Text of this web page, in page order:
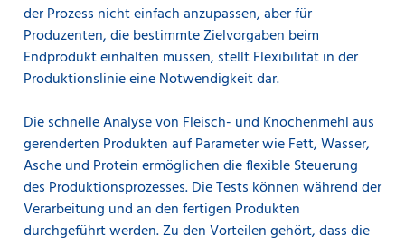
der Prozess nicht einfach anzupassen, aber für
Produzenten, die bestimmte Zielvorgaben beim
Endprodukt einhalten müssen, stellt Flexibilität in der
Produktionslinie eine Notwendigkeit dar.
Die schnelle Analyse von Fleisch- und Knochenmehl aus
gerenderten Produkten auf Parameter wie Fett, Wasser,
Asche und Protein ermöglichen die flexible Steuerung
des Produktionsprozesses. Die Tests können während der
Verarbeitung und an den fertigen Produkten
durchgeführt werden. Zu den Vorteilen gehört, dass die